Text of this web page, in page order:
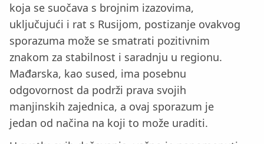
koja se suočava s brojnim izazovima,
uključujući i rat s Rusijom, postizanje ovakvog
sporazuma može se smatrati pozitivnim
znakom za stabilnost i saradnju u regionu.
Mađarska, kao sused, ima posebnu
odgovornost da podrži prava svojih
manjinskih zajednica, a ovaj sporazum je
jedan od načina na koji to može uraditi.